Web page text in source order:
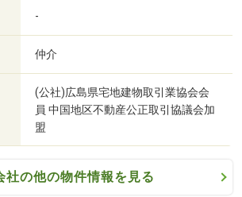
923-2261
人生の大切なご決断です。気になる点
ご相談下さい。
得いただけるまでご相談をお受けいた
-
仲介
(公社)広島県宅地建物取引業協会会
員 中国地区不動産公正取引協議会加
盟
社の他の物件情報を見る